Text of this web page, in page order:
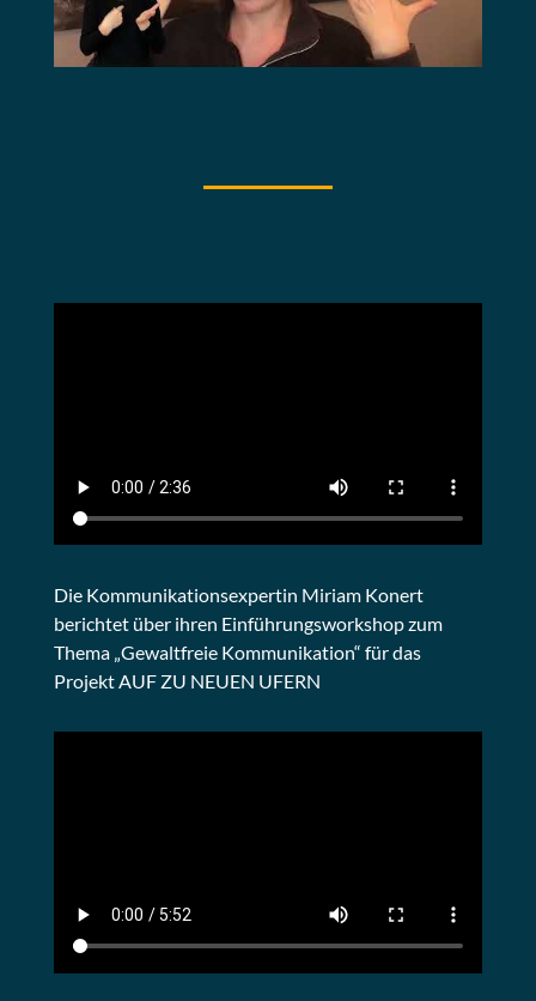
Die Kommunikationsexpertin Miriam Konert
berichtet über ihren Einführungsworkshop zum
Thema „Gewaltfreie Kommunikation“ für das
Projekt AUF ZU NEUEN UFERN